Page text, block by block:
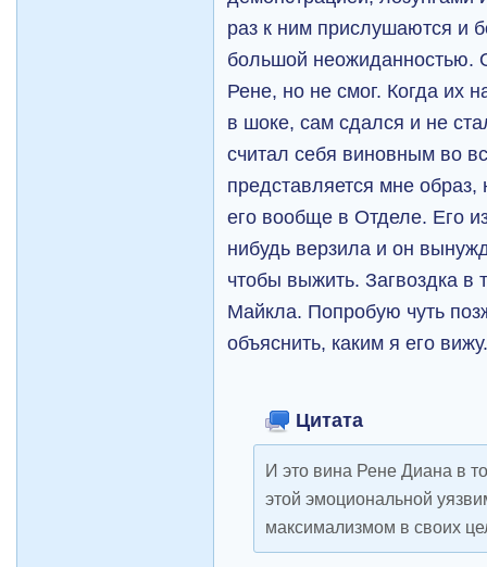
раз к ним прислушаются и
большой неожиданностью.
Рене, но не смог. Когда их
в шоке, сам сдался и не
считал себя виновным во
представляется мне
его вообще в Отделе. Его
нибудь верзила и он
чтобы выжить. Загвоздка в
Майкла. Попробую чуть
объяснить, каким я его
Цитата
И это вина Рене Диана в
этой эмоциональной
максимализмом в своих